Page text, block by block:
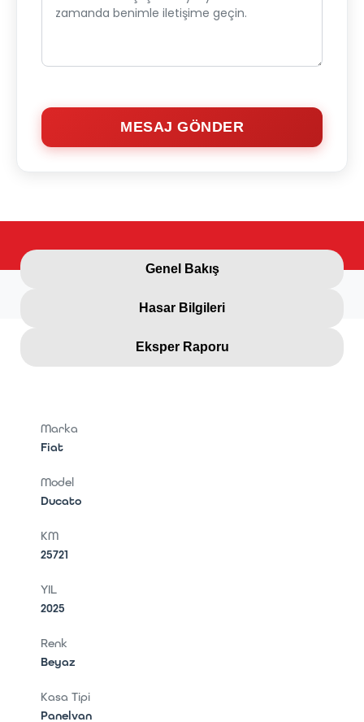
MESAJ GÖNDER
Genel Bakış
Hasar Bilgileri
Eksper Raporu
Marka
Fiat
Model
Ducato
KM
25721
YIL
2025
Renk
Beyaz
Kasa Tipi
Panelvan